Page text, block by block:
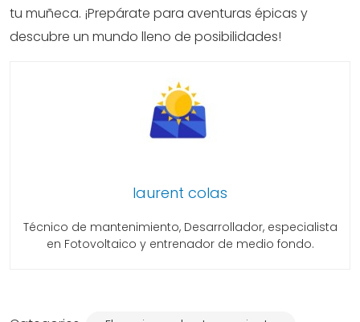
tu muñeca. ¡Prepárate para aventuras épicas y
descubre un mundo lleno de posibilidades!
laurent colas
Técnico de mantenimiento, Desarrollador, especialista
en Fotovoltaico y entrenador de medio fondo.